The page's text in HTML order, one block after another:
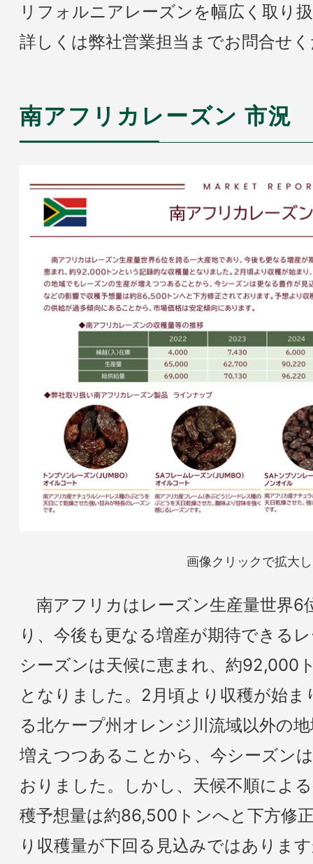
リフォルニアレーズンを幅広く取り
詳しくは弊社営業担当までお問合せ
南アフリカレーズン 市況
画像クリックで拡大
南アフリカはレーズン生産量世界6
り、今後も更なる増産が期待できる
シーズンは天候に恵まれ、約92,000
となりました。2月頃より収穫が始ま
る北ケープ州オレンジ川流域以外の
増えつつあることから、今シーズン
おりました。しかし、天候不順によ
穫予想量は約86,500トンへと下方修
り収穫量が下回る見込みではありま